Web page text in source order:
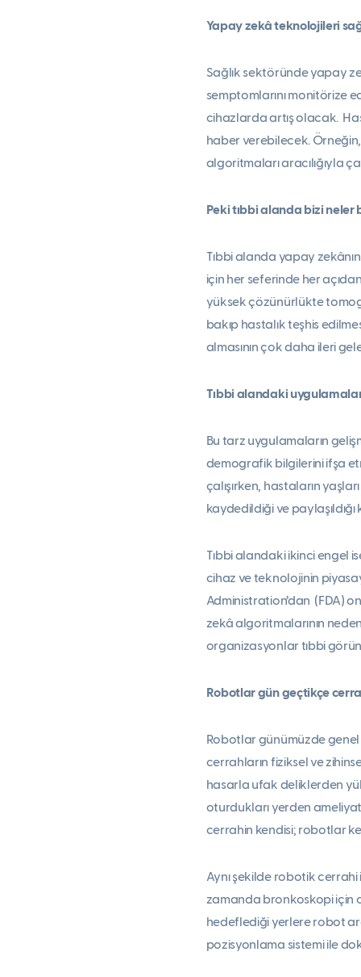
Yapay zekâ teknolojileri
Sağlık sektöründe yapay
semptomlarını monitörize
cihazlarda artış olacak.
haber verebilecek.
algoritmaları aracılığıyla
Peki tıbbi alanda bizi neler
Tıbbi alanda yapay
için her seferinde her
yüksek çözünürlükte
bakıp hastalık teşhis
almasının çok daha ileri
Tıbbi alandaki
Bu tarz uygulamaların
demografik bilgilerini ifşa
çalışırken, hastaların
kaydedildiği ve
Tıbbi alandaki ikinci engel
cihaz ve teknolojinin
Administration’dan (FDA)
zekâ algoritmalarının
organizasyonlar tıbbi
Robotlar gün geçtikçe
Robotlar günümüzde
cerrahların fiziksel ve
hasarla ufak deliklerden
oturdukları yerden ameliyat
cerrahin kendisi; robotlar
Aynı şekilde robotik
zamanda bronkoskopi için
hedeflediği yerlere robot
pozisyonlama sistemi ile